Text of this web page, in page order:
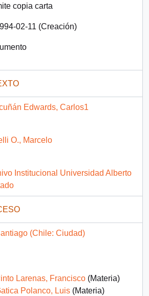
copia carta
02-11 (Creación)
Edwards, Carlos1
O., Marcelo
Institucional Universidad Alberto
(Chile: Ciudad)
Larenas, Francisco(Materia)
Polanco, Luis(Materia)